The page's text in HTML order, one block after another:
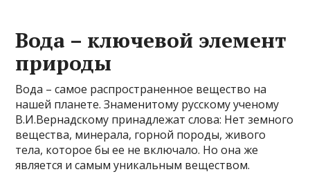
Вода – ключевой элемент
природы
Вода – самое распространенное вещество на
нашей планете. Знаменитому русскому ученому
В.И.Вернадскому принадлежат слова: Нет земного
вещества, минерала, горной породы, живого
тела, которое бы ее не включало. Но она же
является и самым уникальным веществом.